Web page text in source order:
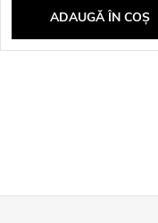
ADAUGĂ ÎN COŞ